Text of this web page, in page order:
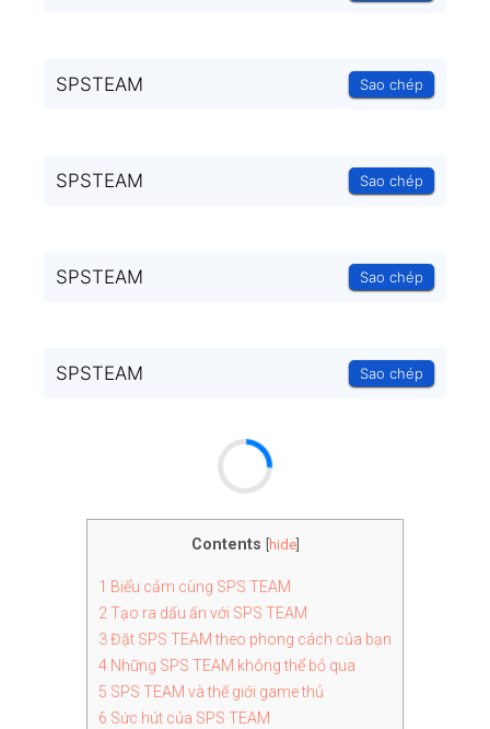
SPSTEAM Sao chép
SPSTEAM Sao chép
SPSTEAM Sao chép
SPSTEAM Sao chép
Contents hide]
1 Biểu cảm cùng SPS TEAM
2Tạo ra dấu ấn với SPS TEAM
3Đặt SPS TEAM theo phong cách của bạn
4 Những SPS TEAM không thể bỏ qua
5 SPS TEAM và thế giới game thủ
6 Sức hút của SPS TEAM